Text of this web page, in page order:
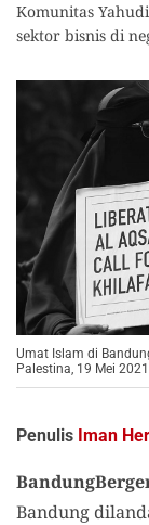
Komunitas
sektor bisnis di
Umat Islam di
Palestina, 19 Mei
Penulis Iman
Bandung